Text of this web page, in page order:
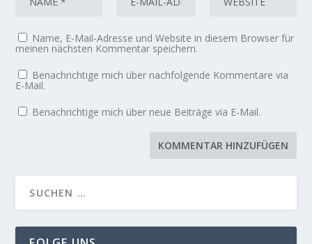
Name, E-Mail-Adresse und Website in diesem Browser für
meinen nächsten Kommentar speichern.
Benachrichtige mich über nachfolgende Kommentare via
E-Mail.
Benachrichtige mich über neue Beiträge via E-Mail.